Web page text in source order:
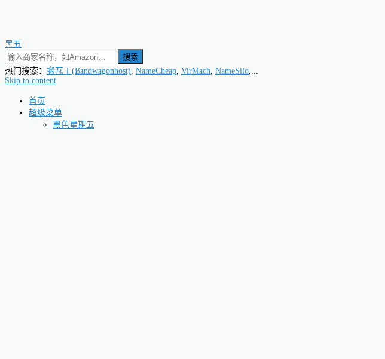
黑五
搜索
热门搜索： 搬瓦工(Bandwagonhost), NameCheap, VirMach, NameSilo,...
Skip to content
首页
超级菜单
黑色星期五